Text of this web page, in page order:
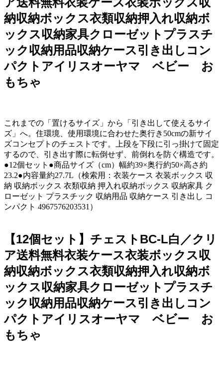
納収納ボックス衣類収納押入れ収納ボ
ックス収納家具クローゼットプラスチ
ック収納用品収納ケース引き出しコン
パクトアイリスオーヤマ ベビー お
もちゃ
これまでの「置けるサイズ」から「引き出して使えるサイ
ズ」へ。住環境、使用環境に合わせた奥行き50cmの新サイ
ズコンセプトのチェストです。上段を下段に引っ掛けて固定
するので、引き出す際に転倒せず、前倒れを防ぐ構造です。
●12個セット●商品サイズ（cm）幅約39×奥行約50×高さ約
23.2●内容量約27.7L（検索用：衣装ケース 衣装ボックス 収
納 収納ボックス 衣類収納 押入れ収納ボックス 収納家具 ク
ローゼット プラスチック 収納用品 収納ケース 引き出し コ
ンパクト 4967576203531）
【12個セット】チェストBC-L白／クリ
ア送料無料衣装ケース衣装ボックス収
納収納ボックス衣類収納押入れ収納ボ
ックス収納家具クローゼットプラスチ
ック収納用品収納ケース引き出しコン
パクトアイリスオーヤマ ベビー お
もちゃ